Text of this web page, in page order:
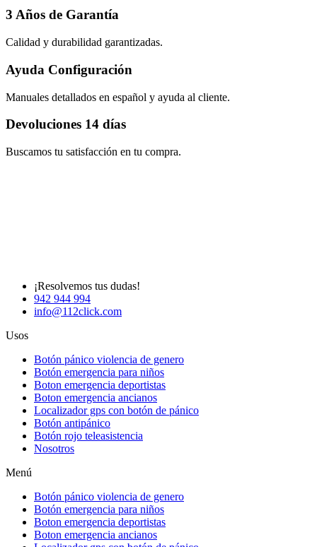
3 Años de Garantía
Calidad y durabilidad garantizadas.
Ayuda Configuración
Manuales detallados en español y ayuda al cliente.
Devoluciones 14 días
Buscamos tu satisfacción en tu compra.
¡Resolvemos tus dudas!
942 944 994
info@112click.com
Usos
Botón pánico violencia de genero
Botón emergencia para niños
Boton emergencia deportistas
Boton emergencia ancianos
Localizador gps con botón de pánico
Botón antipánico
Botón rojo teleasistencia
Nosotros
Menú
Botón pánico violencia de genero
Botón emergencia para niños
Boton emergencia deportistas
Boton emergencia ancianos